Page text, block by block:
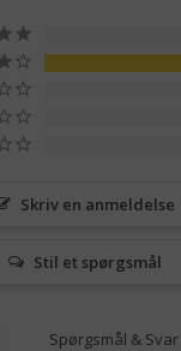
Skriv en anmeldelse
Stil et spørgsmål
Spørgsmål & Svar